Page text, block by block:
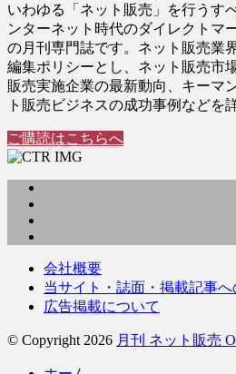
いわゆる「ネット販売」を行うす
ンターネット時代のダイレクトマ
の月刊専門誌です。ネット販売業
編集ポリシーとし、ネット販売市
販売実施企業の最新動向、キーマ
ト販売ビジネスの成功事例などを
ご購読はこちらへ
会社概要
当サイト・誌面・掲載記事
広告掲載について
© Copyright 2026 月刊 ネット販売